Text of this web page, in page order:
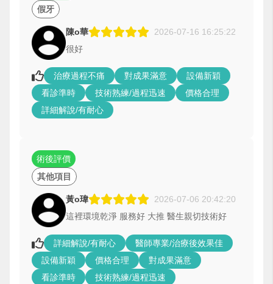
假牙
陳o華
2026-07-16 16:25:22
很好
治療過程不痛 對成果滿意
設備新穎
看診準時
技術熟練/過程迅速
價格合理
詳細解說/有耐心
其他項目
術後評價
黃o瑋
2026-07-06 20:42:20
這裡環境乾淨 服務好 大推 醫生親切技術好
詳細解說/有耐心
醫師專業/治療後效果佳
設備新穎
價格合理
對成果滿意
看診準時
技術熟練/過程迅速